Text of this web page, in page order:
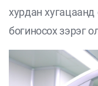
хурдан хугацаанд
богиносох зэрэг